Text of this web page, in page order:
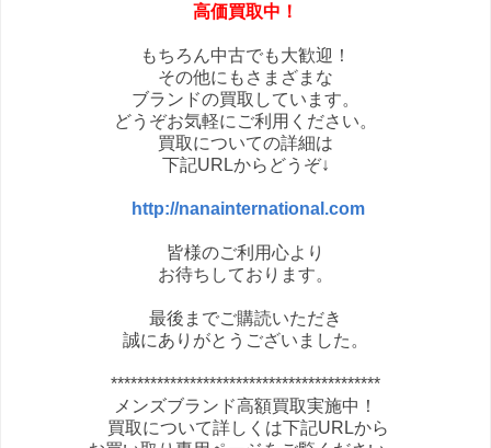
高価買取中！
もちろん中古でも大歓迎！
その他にもさまざまな
ブランドの買取しています。
どうぞお気軽にご利用ください。
買取についての詳細は
下記URLからどうぞ↓
http://nanainternational.com
皆様のご利用心より
お待ちしております。
最後までご購読いただき
誠にありがとうございました。
*****************************************
メンズブランド高額買取実施中！
買取について詳しくは下記URLから